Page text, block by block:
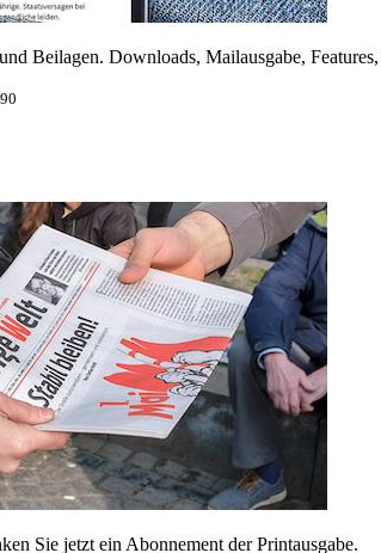
Beilagen. Downloads, Mailausgabe,
Sie jetzt ein Abonnement der Printausgabe.